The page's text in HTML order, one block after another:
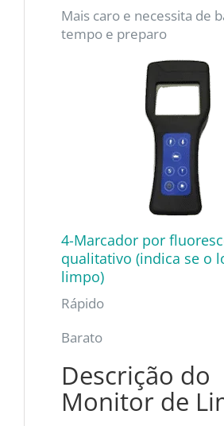
Mais caro e necessita de
tempo e preparo
4-Marcador por
qualitativo (indica se o
limpo)
Rápido
Barato
Descrição do
Monitor de